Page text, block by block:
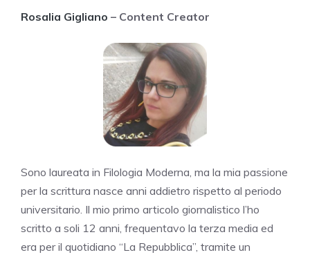
Rosalia Gigliano – Content Creator
Sono laureata in Filologia Moderna, ma la mia passione
per la scrittura nasce anni addietro rispetto al periodo
universitario. Il mio primo articolo giornalistico l’ho
scritto a soli 12 anni, frequentavo la terza media ed
era per il quotidiano “La Repubblica”, tramite un